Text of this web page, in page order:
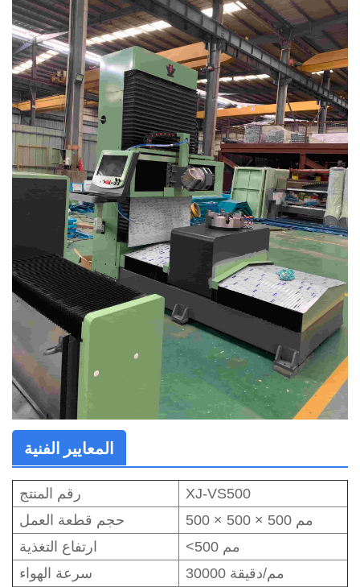
المعايير الفنية
رقم المنتج
XJ-VS500
حجم قطعة العمل
500 × 500 × 500 مم
ارتفاع التغذية
<500 مم
سرعة الهواء
30000 مم/دقيقة